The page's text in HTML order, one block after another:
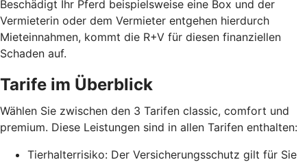
Beschädigt Ihr Pferd beispielsweise eine Box und der
Vermieterin oder dem Vermieter entgehen hierdurch
Mieteinnahmen, kommt die R+V für diesen finanziellen
Schaden auf.
Tarife im Überblick
Wählen Sie zwischen den 3 Tarifen classic, comfort und
premium. Diese Leistungen sind in allen Tarifen enthalten:
Tierhalterrisiko: Der Versicherungsschutz gilt für Sie